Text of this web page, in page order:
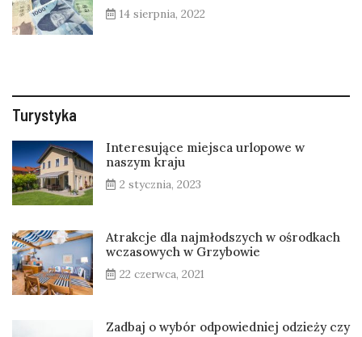
14 sierpnia, 2022
Turystyka
Interesujące miejsca urlopowe w
naszym kraju
2 stycznia, 2023
Atrakcje dla najmłodszych w ośrodkach
wczasowych w Grzybowie
22 czerwca, 2021
Zadbaj o wybór odpowiedniej odzieży czy